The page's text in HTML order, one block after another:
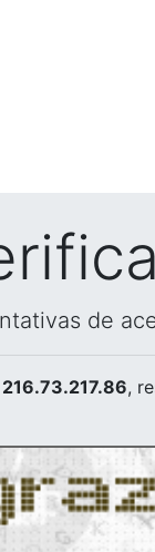
de
216.73.217.86,